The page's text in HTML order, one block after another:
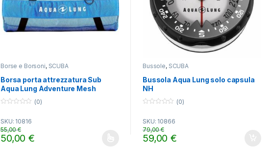
Borse e Borsoni, SCUBA
Borsa porta attrezzatura Sub
Aqua Lung Adventure Mesh
u
t
o
f
(0)
SKU: 10816
50,00€
55,00€
Questo prodotto ha più varianti. Le opzioni possono essere scelte nella pagina del
Bussole, SCUBA
Bussola Aqua Lung solo capsula
NH
u
t
o
f
(0)
SKU: 10866
59,00€
79,00€